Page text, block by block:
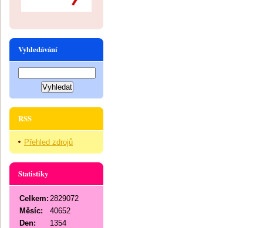
Vyhledávání
RSS
Přehled zdrojů
Statistiky
Celkem: 2829072
Měsíc:
40652
Den:
1354